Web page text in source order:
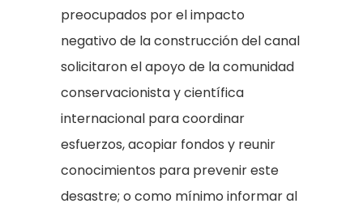
preocupados por el impacto
negativo de la construcción del canal
solicitaron el apoyo de la comunidad
conservacionista y científica
internacional para coordinar
esfuerzos, acopiar fondos y reunir
conocimientos para prevenir este
desastre; o como mínimo informar al